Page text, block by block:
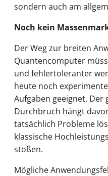
sondern auch am
Noch kein
Der Weg zur breiten
Quantencomputer
und fehlertoleranter
heute noch
Aufgaben geeignet.
Durchbruch hängt
tatsächlich Probleme
klassische
stoßen.
Mögliche